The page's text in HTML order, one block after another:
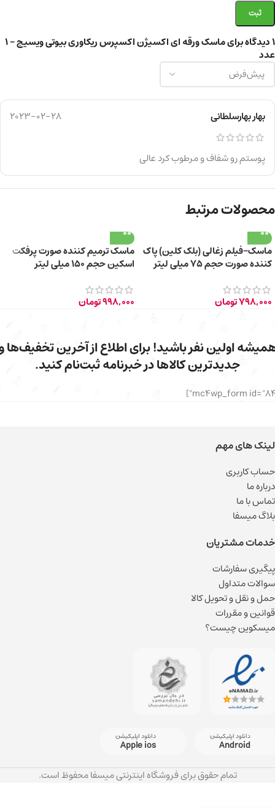
1 دیدگاه برای ماسک ورقه ای اکسیژن اکسپرس ریکاوری بیوتی ویسیج – ۱
عدد
بهار بهارسلطانی 2023-02-28
پوستم رو شفاف و مرطوب کرد عالی
محصولات مرتبط
ماسک-فیلم زغالی (بلک کلین) پاک
کننده صورت حجم ۷۵ میلی لیتر
798,000تومان
ماسک ترمیم کننده صورت پرفکت
اسکین حجم ۱۵۰ میلی لیتر
998,000تومان
اولین نفر باشید! برای اطلاع از آخرین تخفیف‌ها
جدیدترین کالاها در خبرنامه ثبت‌نام کنید.
لینک های مهم
حساب کاربری
درباره ما
تماس با ما
بلاگ میسفا
خدمات مشتریان
پیگیری سفارشات
سوالات متداول
حمل و نقل و تحویل کالا
قوانین و مقررات
میسکوین چیست؟
دانلود اپلیکیشن
Android
دانلود اپلیکیشن
Apple ios
تمام حقوق برای فروشگاه اینترنتی میسفا محفوظ است.